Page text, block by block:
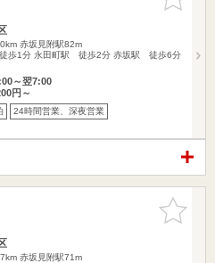
りに追加
赤坂見附駅82m
歩1分 永田町駅 徒歩2分 赤坂駅 徒歩6分
～翌7:00
円～
24時間営業、深夜営業
お気に入
りに追加
赤坂見附駅71m